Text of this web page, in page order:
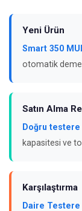
Yeni Ürün
Smart 350
otomatik
Satın Alma
Doğru testere
kapasitesi ve
Karşılaştırma
Daire